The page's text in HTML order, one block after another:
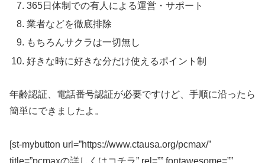
365日体制での有人による運営・サポート
業者などを徹底排除
もちろんサクラは一切無し
好きな時に好きな分だけ使えるポイント制
年齢認証、電話番号認証が必要ですけど、手順に沿ったら
簡単にできましたよ。
[st-mybutton url=”https://www.ctausa.org/pcmax/”